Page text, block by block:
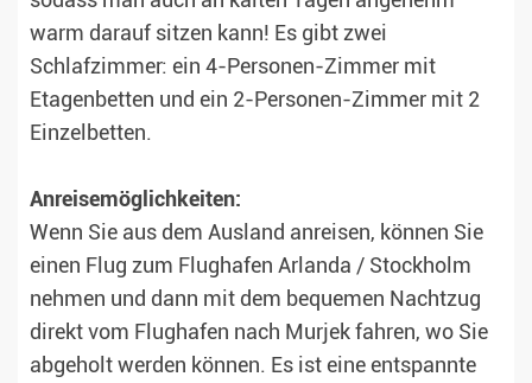
warm darauf sitzen kann! Es gibt zwei
Schlafzimmer: ein 4-Personen-Zimmer mit
Etagenbetten und ein 2-Personen-Zimmer mit 2
Einzelbetten.
Anreisemöglichkeiten:
Wenn Sie aus dem Ausland anreisen, können Sie
einen Flug zum Flughafen Arlanda / Stockholm
nehmen und dann mit dem bequemen Nachtzug
direkt vom Flughafen nach Murjek fahren, wo Sie
abgeholt werden können. Es ist eine entspannte